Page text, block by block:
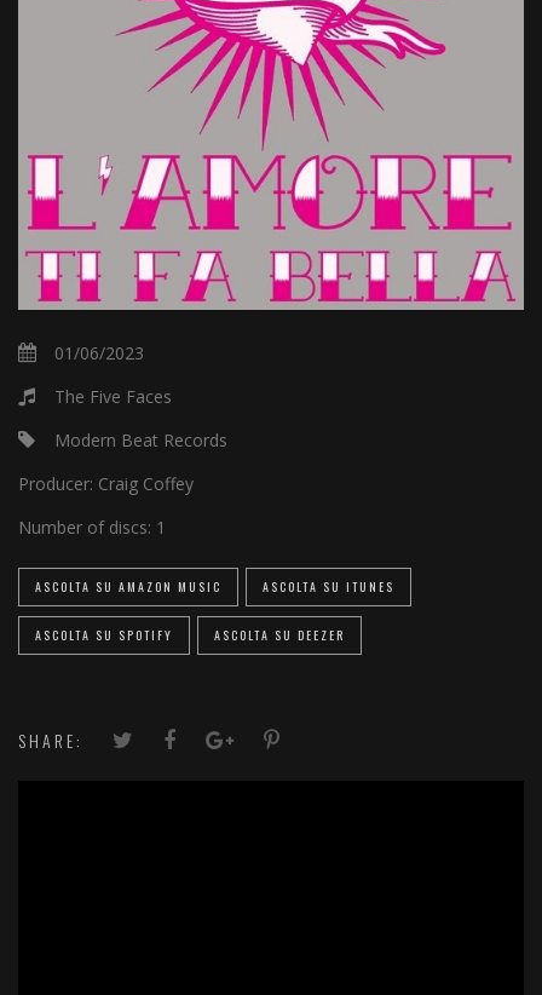
01/06/2023
The Five Faces
Modern Beat Records
Producer: Craig Coffey
Number of discs: 1
ASCOLTA SU AMAZON MUSIC ASCOLTA SU ITUNES
ASCOLTA SU SPOTIFY ASCOLTA SU DEEZER
SHARE: